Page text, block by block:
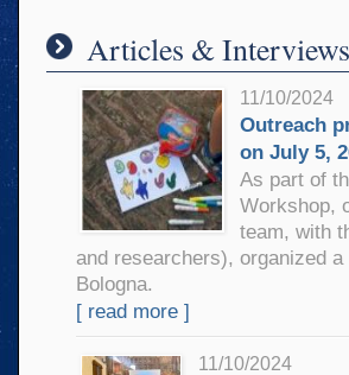
Articles & Interviews
11/10/2024
Outreach
on July 5,
As part of
Workshop,
team, with
and researchers), organized
Bologna.
[ read more ]
11/10/2024